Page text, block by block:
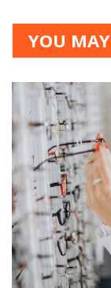
YOU